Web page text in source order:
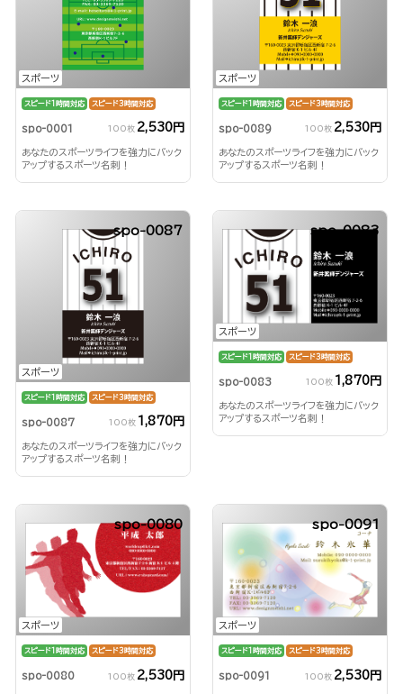
スポーツ
スピード1時間対応 スピード3時間対応
spo-0001 100枚 2,530円
あなたのスポーツライフを強力にバック
アップするスポーツ名刺！
スポーツ
スピード1時間対応 スピード3時間対応
spo-0089 100枚 2,530円
あなたのスポーツライフを強力にバック
アップするスポーツ名刺！
スポーツ
spo-0087
スピード1時間対応 スピード3時間対応
spo-0087 100枚 1,870円
あなたのスポーツライフを強力にバック
アップするスポーツ名刺！
スポーツ
spo-0083
スピード1時間対応 スピード3時間対応
spo-0083 100枚 1,870円
あなたのスポーツライフを強力にバック
アップするスポーツ名刺！
スポーツ
spo-0080
スピード1時間対応 スピード3時間対応
spo-0080 100枚 2,530円
スポーツ
spo-0091
スピード1時間対応 スピード3時間対応
spo-0091 100枚 2,530円